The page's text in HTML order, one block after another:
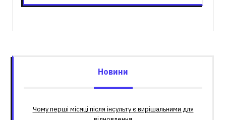
Новини
Чому перші місяці після інсульту є вирішальними для